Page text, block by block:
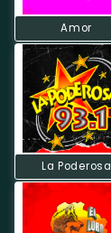
Amor
La Poderosa